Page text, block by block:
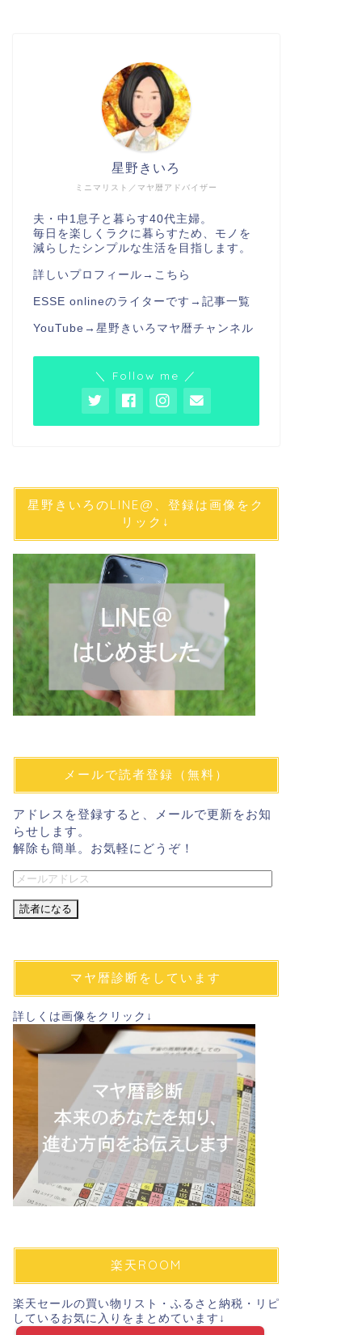
ミニマリスト／マヤ暦アドバイザー
星野きいろ
夫・中1息子と暮らす40代主婦。
毎日を楽しくラクに暮らすため、モノを
減らしたシンプルな生活を目指します。
詳しいプロフィール→ こちら
ESSE onlineのライターです→ 記事一覧
YouTube→ 星野きいろマヤ暦チャンネル
＼ Follow me ／
星野きいろのLINE@、登録は画像をク
リック↓
メールで読者登録（無料）
アドレスを登録すると、メールで更新をお知
らせします。
解除も簡単。お気軽にどうぞ！
メ
ル
レ
マヤ暦診断をしています
詳しくは画像をクリック↓
楽天ROOM
楽天セールの買い物リスト・ふるさと納税・リピ
しているお気に入りをまとめています↓